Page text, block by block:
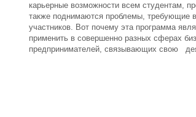
карьерные возможности всем студентам,
также поднимаются проблемы, требующие
участников. Вот почему эта программа
применить в совершенно разных сферах
предпринимателей, связывающих свою